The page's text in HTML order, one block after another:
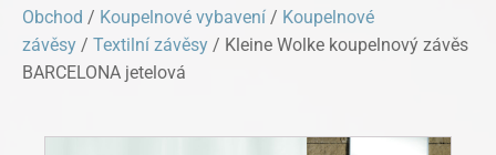
Obchod / Koupelnové vybavení / Koupelnové
závěsy / Textilní závěsy / Kleine Wolke koupelnový závěs
BARCELONA jetelová